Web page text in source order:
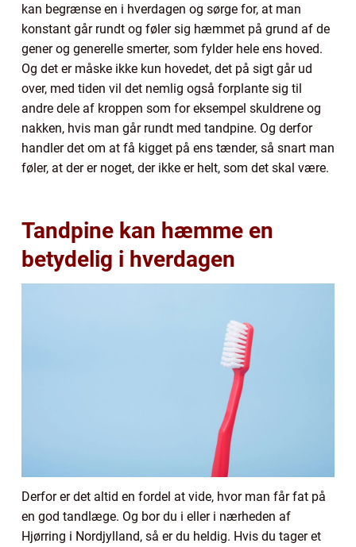
kan begrænse en i hverdagen og sørge for, at man
konstant går rundt og føler sig hæmmet på grund af de
gener og generelle smerter, som fylder hele ens hoved.
Og det er måske ikke kun hovedet, det på sigt går ud
over, med tiden vil det nemlig også forplante sig til
andre dele af kroppen som for eksempel skuldrene og
nakken, hvis man går rundt med tandpine. Og derfor
handler det om at få kigget på ens tænder, så snart man
føler, at der er noget, der ikke er helt, som det skal være.
Tandpine kan hæmme en
betydelig i hverdagen
Derfor er det altid en fordel at vide, hvor man får fat på
en god tandlæge. Og bor du i eller i nærheden af
Hjørring i Nordjylland, så er du heldig. Hvis du tager et